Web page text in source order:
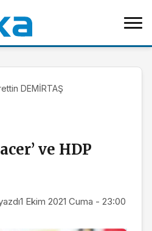
DEMİRTAŞ
ve HDP
1 Ekim 2021 Cuma - 23:00